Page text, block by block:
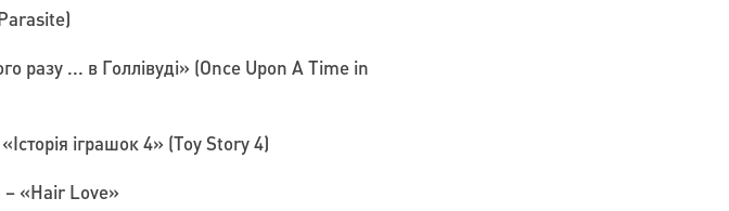
разу ... в Голлівуді» (Once Upon A Time in
іграшок 4» (Toy Story 4)
«Hair Love»